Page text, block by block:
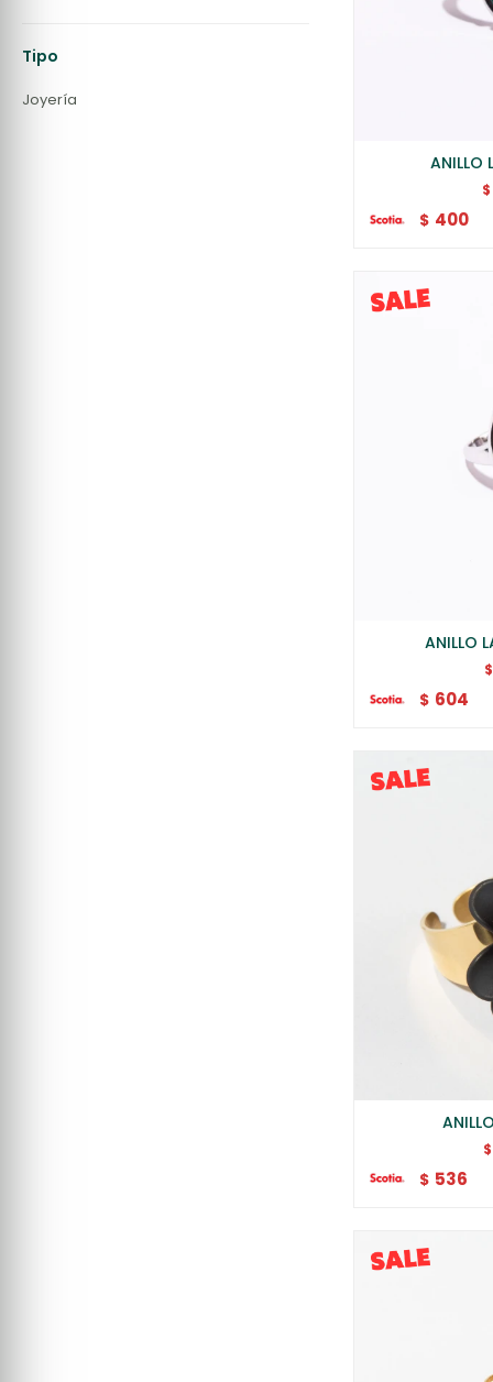
ANILLO
$
$ 400
ANILLO
$ 604
$
$ 536
Tipo
Joyería